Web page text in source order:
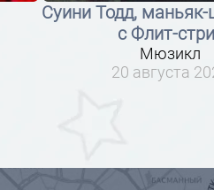
Суини Тодд,
с Флит-
Мюзикл
20 августа